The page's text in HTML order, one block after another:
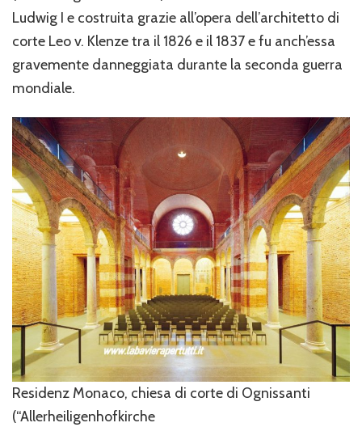
Ludwig I e costruita grazie all’opera dell’architetto di
corte Leo v. Klenze tra il 1826 e il 1837 e fu anch’essa
gravemente danneggiata durante la seconda guerra
mondiale.
Residenz Monaco, chiesa di corte di Ognissanti
(“Allerheiligenhofkirche